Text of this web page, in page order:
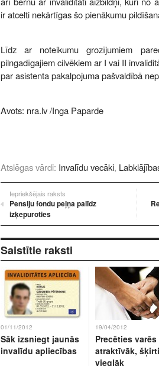
ir atcelti nekārtīgas šo pienākumu
Līdz ar noteikumu grozījumiem
pilngadīgajiem cilvēkiem ar I vai II
par asistenta pakalpojuma pašvaldībā
Avots: nra.lv/Inga Paparde
Atslēgas vārdi: Invalīdu vecāki,
Iepriekšējais raksts
Pensiju fondu peļņa palīdz
izķepuroties
Saistītie raksti
01/11/2012
Sāk izsniegt jaunās
invalīdu apliecības
19/04/2012
Precēties varēs
atraktīvāk,
vieglāk